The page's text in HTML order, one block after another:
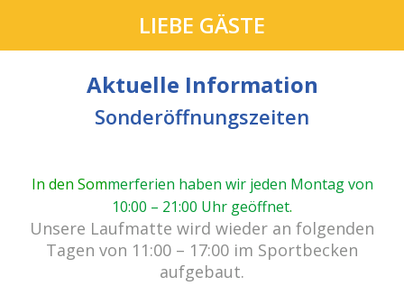
cabrio Senden - das Bad.
Außergewöhnlich, vielfältig!
LIEBE GÄSTE
Aktuelle Information
Sonderöffnungszeiten
In den Sommerferien haben wir jeden Montag von
10:00 – 21:00 Uhr geöffnet.
Unsere Laufmatte wird wieder an folgenden
Tagen von 11:00 – 17:00 im Sportbecken
aufgebaut.